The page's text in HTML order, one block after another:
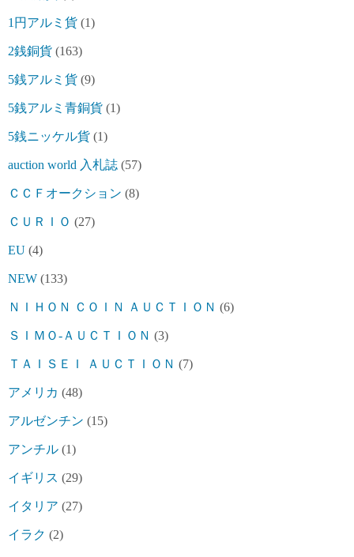
1円アルミ貨 (1)
2銭銅貨 (163)
5銭アルミ貨 (9)
5銭アルミ青銅貨 (1)
5銭ニッケル貨 (1)
auction world 入札誌 (57)
ＣＣＦオークション (8)
ＣＵＲＩＯ (27)
EU (4)
NEW (133)
ＮＩＨＯＮ ＣＯＩＮ ＡＵＣＴＩＯＮ (6)
ＳＩＭＯ-ＡＵＣＴＩＯＮ (3)
ＴＡＩＳＥＩ ＡＵＣＴＩＯＮ (7)
アメリカ (48)
アルゼンチン (15)
アンチル (1)
イギリス (29)
イタリア (27)
イラク (2)